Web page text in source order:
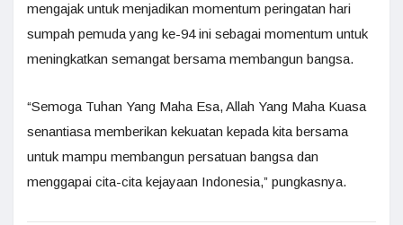
mengajak untuk menjadikan momentum peringatan hari
sumpah pemuda yang ke-94 ini sebagai momentum untuk
meningkatkan semangat bersama membangun bangsa.
“Semoga Tuhan Yang Maha Esa, Allah Yang Maha Kuasa
senantiasa memberikan kekuatan kepada kita bersama
untuk mampu membangun persatuan bangsa dan
menggapai cita-cita kejayaan Indonesia,” pungkasnya.